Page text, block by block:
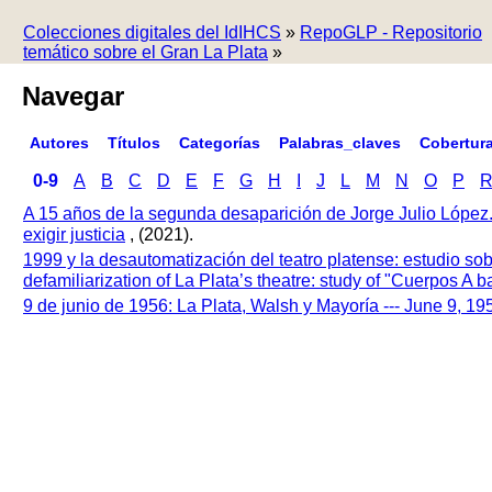
Colecciones digitales del IdIHCS » RepoGLP - Repositorio
temático sobre el Gran La Plata »
Navegar
Autores Títulos Categorías Palabras_claves
0-9 A B C D E F G H J L M N O P
R
A 15 años de la segunda desaparición de Jorge Julio
exigir justicia , (2021).
1999 y la desautomatización del teatro platense: estudio
defamiliarization of La Plata’s theatre: study of "Cuerpos A
9 de junio de 1956: La Plata, Walsh y Mayoría --- June 9,